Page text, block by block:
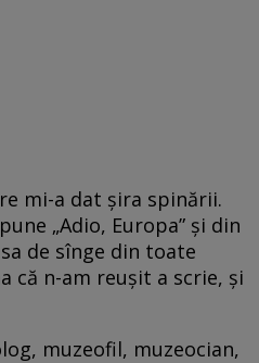
mi-a dat șira spinării.
„Adio, Europa” și din
de sînge din toate
că n-am reușit a scrie, și
muzeofil, muzeocian,